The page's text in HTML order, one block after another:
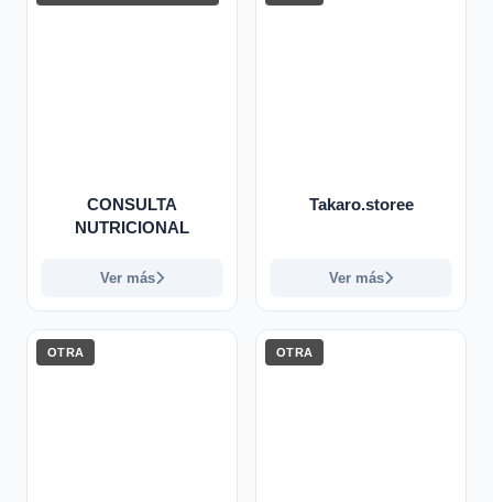
CONSULTA
NUTRICIONAL
Ver más
Takaro.storee
Ver más
OTRA OTRA